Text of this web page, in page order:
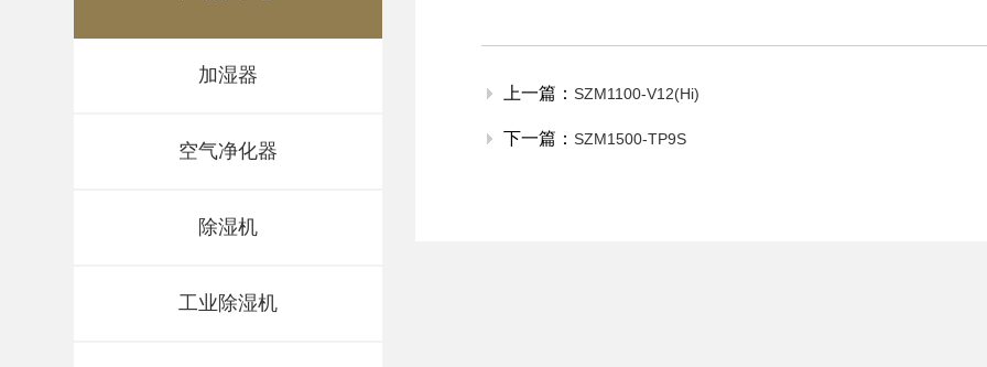
加湿器
空气净化器
除湿机
工业除湿机
上一篇： SZM1100-V12(Hi)
下一篇： SZM1500-TP9S